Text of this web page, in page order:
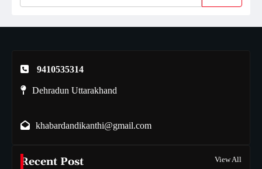
9410535314
Dehradun Uttarakhand
khabardandikanthi@gmail.com
Recent Post View All